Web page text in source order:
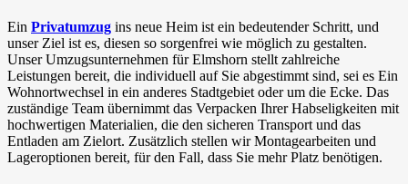
Ein Privatumzug ins neue Heim ist ein bedeutender Schritt, und
unser Ziel ist es, diesen so sorgenfrei wie möglich zu gestalten.
Unser Umzugsunternehmen für Elmshorn stellt zahlreiche
Leistungen bereit, die individuell auf Sie abgestimmt sind, sei es Ein
Wohnortwechsel in ein anderes Stadtgebiet oder um die Ecke. Das
zuständige Team übernimmt das Verpacken Ihrer Habseligkeiten mit
hochwertigen Materialien, die den sicheren Transport und das
Entladen am Zielort. Zusätzlich stellen wir Montagearbeiten und
Lageroptionen bereit, für den Fall, dass Sie mehr Platz benötigen.